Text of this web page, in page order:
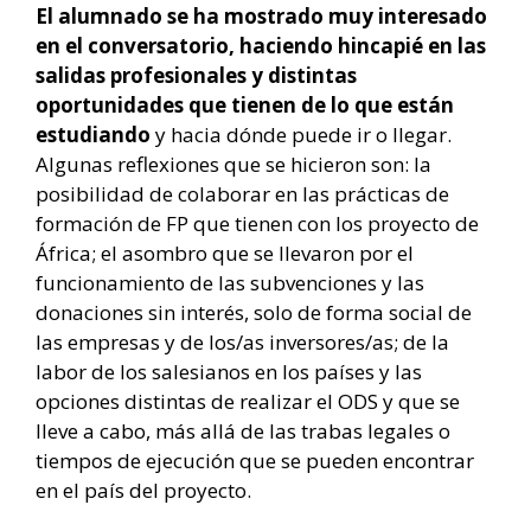
El alumnado se ha mostrado muy interesado
en el conversatorio, haciendo hincapié en las
salidas profesionales y distintas
oportunidades que tienen de lo que están
estudiando y hacia dónde puede ir o llegar.
Algunas reflexiones que se hicieron son: la
posibilidad de colaborar en las prácticas de
formación de FP que tienen con los proyecto de
África; el asombro que se llevaron por el
funcionamiento de las subvenciones y las
donaciones sin interés, solo de forma social de
las empresas y de los/as inversores/as; de la
labor de los salesianos en los países y las
opciones distintas de realizar el ODS y que se
lleve a cabo, más allá de las trabas legales o
tiempos de ejecución que se pueden encontrar
en el país del proyecto.